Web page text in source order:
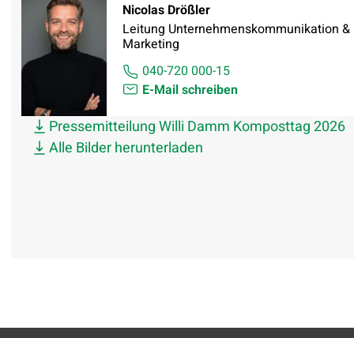
Nicolas Drößler
Leitung Unternehmenskommunikation &
Marketing
040-720 000-15
E-Mail schreiben
Pressemitteilung Willi Damm Komposttag 2026
Alle Bilder herunterladen